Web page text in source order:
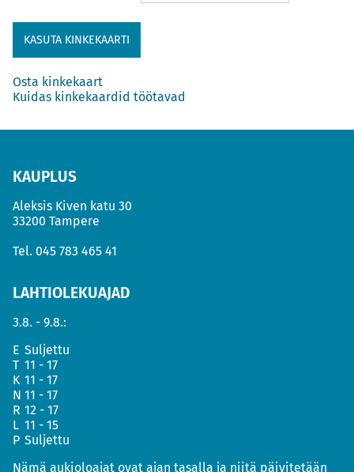
Osta kinkekaart
Kuidas kinkekaardid töötavad
KAUPLUS
Aleksis Kiven katu 30
33200 Tampere
Tel. 045 783 465 41
LAHTIOLEKUAJAD
3.8. - 9.8.:
E Suljettu
T 11 - 17
K 11 - 17
N 11 - 17
R 12 - 17
L 11 - 15
P Suljettu
Nämä aukioloajat ovat ajan tasalla ja niitä päivitetään